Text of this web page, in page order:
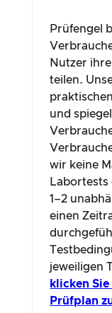
Prüfengel
Nutzer
teilen.
und
wir keine
Labortests
1–2
einen
jeweiligen
klicken
Prüfplan